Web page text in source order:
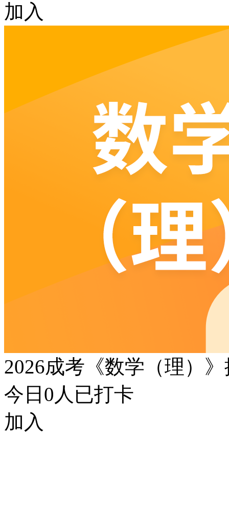
加入
2026成考《数学（理）
今日 0 人已打卡
加入